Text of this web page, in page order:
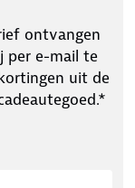
ontvangen
per e-mail te
uit de